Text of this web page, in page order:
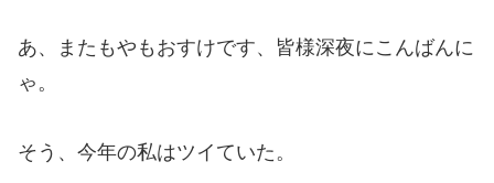
あ、またもやもおすけです、皆様深夜にこんばんに
ゃ。
そう、今年の私はツイていた。